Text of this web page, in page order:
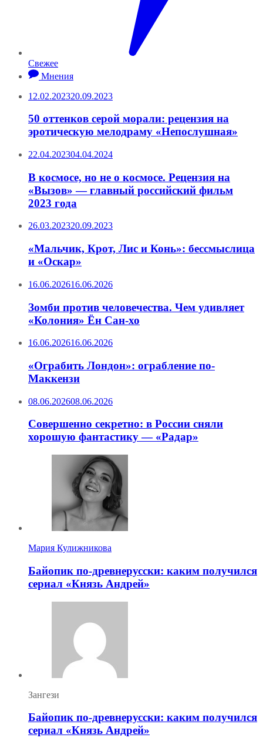
Свежее
Мнения
12.02.202320.09.2023
50 оттенков серой морали: рецензия на
эротическую мелодраму «Непослушная»
22.04.202304.04.2024
В космосе, но не о космосе. Рецензия на
«Вызов» — главный российский фильм
2023 года
26.03.202320.09.2023
«Мальчик, Крот, Лис и Конь»: бессмыслица
и «Оскар»
16.06.202616.06.2026
Зомби против человечества. Чем удивляет
«Колония» Ён Сан-хо
16.06.202616.06.2026
«Ограбить Лондон»: ограбление по-
Маккензи
08.06.202608.06.2026
Совершенно секретно: в России сняли
хорошую фантастику — «Радар»
Мария Кулижникова
Байопик по-древнерусски: каким получился
сериал «Князь Андрей»
Зангези
Байопик по-древнерусски: каким получился
сериал «Князь Андрей»